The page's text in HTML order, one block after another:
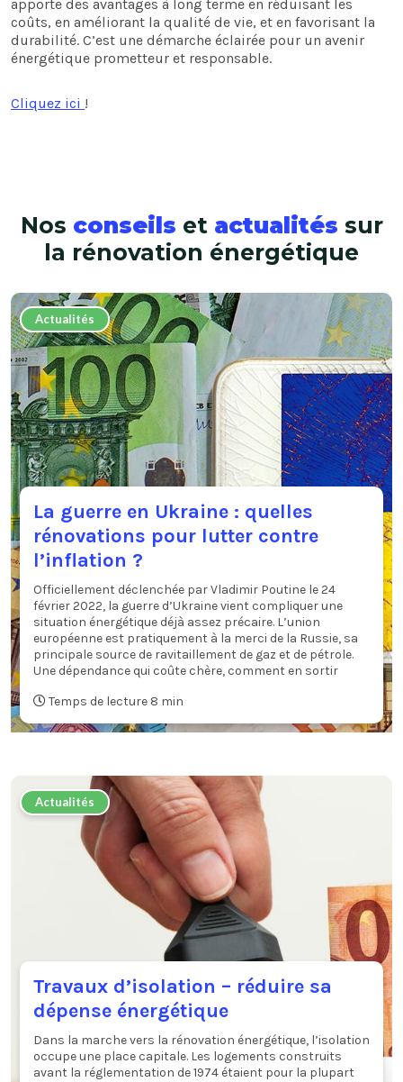
apporte des avantages à long terme en réduisant les
coûts, en améliorant la qualité de vie, et en favorisant la
durabilité. C’est une démarche éclairée pour un avenir
énergétique prometteur et responsable.
Cliquez ici !
Nos conseils et actualités sur
la rénovation énergétique
Actualités
La guerre en Ukraine : quelles
rénovations pour lutter contre
l’inflation ?
Officiellement déclenchée par Vladimir Poutine le 24
février 2022, la guerre d’Ukraine vient compliquer une
situation énergétique déjà assez précaire. L’union
européenne est pratiquement à la merci de la Russie, sa
principale source de ravitaillement de gaz et de pétrole.
Une dépendance qui coûte chère, comment en sortir
Temps de lecture 8 min
Actualités
Travaux d’isolation – réduire sa
dépense énergétique
Dans la marche vers la rénovation énergétique, l’isolation
occupe une place capitale. Les logements construits
avant la réglementation de 1974 étaient pour la plupart